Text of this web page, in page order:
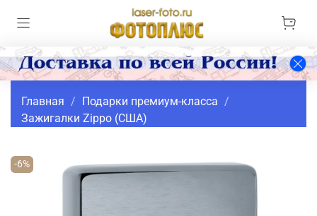
Главная
Подарки премиум-класса
Зажигалки Zippo (США)
-6%